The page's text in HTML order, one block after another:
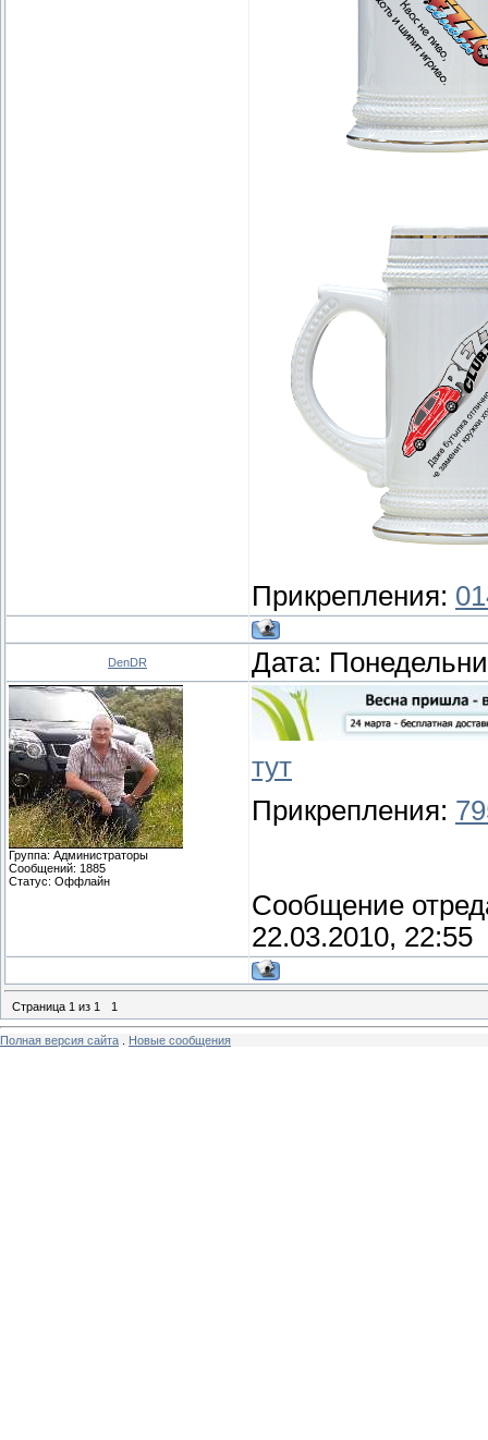
Прикрепления:
DenDR Дата:
Группа: Администраторы
Сообщений: 1885
Статус: Оффлайн
тут
Прикрепления:
Сообщение
22.03.2010, 22:55
Страница 1 из 1 1
Полная версия сайта Новые сообщения